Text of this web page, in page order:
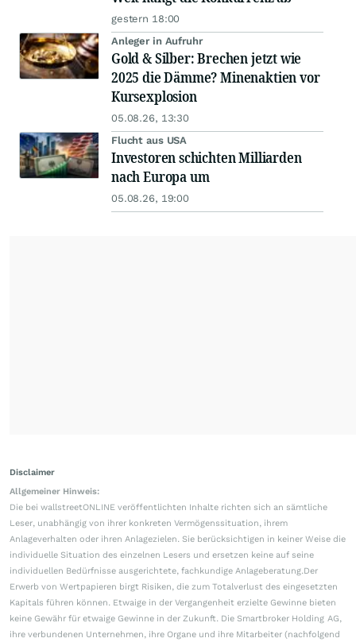
gestern 18:00
Anleger in Aufruhr
Gold & Silber: Brechen jetzt wie
2025 die Dämme? Minenaktien vor
Kursexplosion
05.08.26, 13:30
Flucht aus USA
Investoren schichten Milliarden
nach Europa um
05.08.26, 19:00
Disclaimer
Allgemeiner Hinweis:
Die bei wallstreetONLINE veröffentlichten Inhalte richten sich an sämtliche
Leser, unabhängig von ihrer konkreten Vermögenssituation, ihrem
Anlageverhalten oder ihren Anlagezielen. Sie berücksichtigen in keiner Weise die
individuelle Situation des einzelnen Lesers und ersetzen keine auf seine
individuellen Bedürfnisse ausgerichtete, fachkundige Anlageberatung.Der
Erwerb von Wertpapieren birgt Risiken, die zum Totalverlust des eingesetzten
Kapitals führen können. Etwaige in der Vergangenheit erzielte Gewinne bieten
keine Gewähr für etwaige Gewinne in der Zukunft. Die Smartbroker Holding AG,
ihre verbundenen Unternehmen, ihre Organe und ihre Mitarbeiter (nachfolgend